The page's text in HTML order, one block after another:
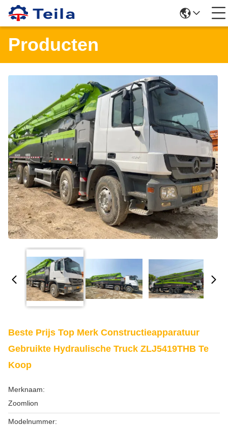
Producten
Beste Prijs Top Merk Constructieapparatuur
Gebruikte Hydraulische Truck ZLJ5419THB Te
Koop
Merknaam:
Zoomlion
Modelnummer: